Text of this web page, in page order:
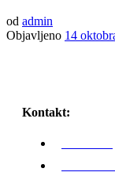
od admin
Objavljeno 14
Kontakt: